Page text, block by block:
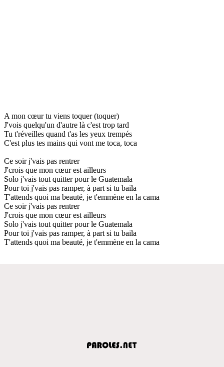
A mon cœur tu viens toquer (toquer)
J'vois quelqu'un d'autre là c'est trop tard
Tu t'réveilles quand t'as les yeux trempés
C'est plus tes mains qui vont me toca, toca
Ce soir j'vais pas rentrer
J'crois que mon cœur est ailleurs
Solo j'vais tout quitter pour le Guatemala
Pour toi j'vais pas ramper, à part si tu baila
T'attends quoi ma beauté, je t'emmène en la cama
Ce soir j'vais pas rentrer
J'crois que mon cœur est ailleurs
Solo j'vais tout quitter pour le Guatemala
Pour toi j'vais pas ramper, à part si tu baila
T'attends quoi ma beauté, je t'emmène en la cama